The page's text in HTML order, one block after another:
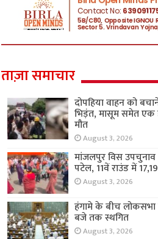
ताज़ा समाचार
दोपहिया वाहन को
भिड़ंत, मासूम समेत एक
मौत
August 3, 2026
मांजलपुर विस उपचुनाव
पटेल, 11वें राउंड में
August 3, 2026
हंगामे के बीच लोकसभा
बजे तक स्थगित
August 3, 2026